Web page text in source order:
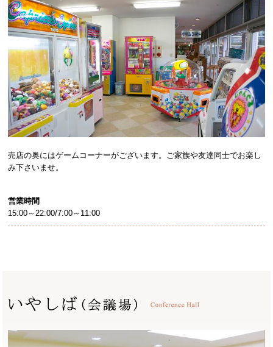
売店の奥にはゲームコーナーがございます。ご家族や友達同士でお楽し
み下さいませ。
営業時間
15:00～22:00/7:00～11:00